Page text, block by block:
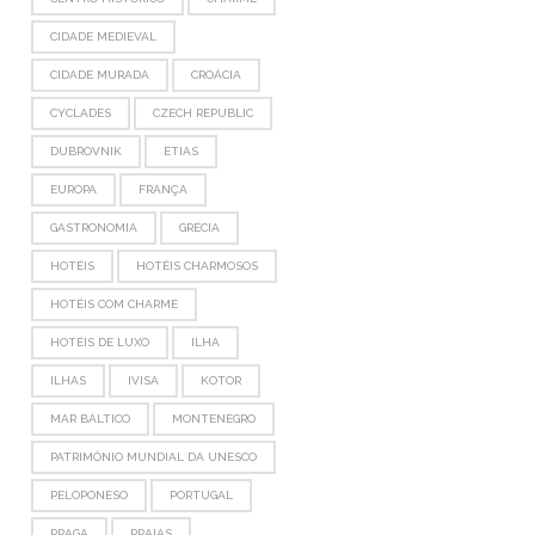
CIDADE MEDIEVAL
CIDADE MURADA CROÁCIA
CYCLADES CZECH REPUBLIC
DUBROVNIK ETIAS
EUROPA FRANÇA
GASTRONOMIA GRÉCIA
HOTÉIS HOTÉIS CHARMOSOS
HOTÉIS COM CHARME
HOTÉIS DE LUXO ILHA
ILHAS IVISA KOTOR
MAR BÁLTICO MONTENEGRO
PATRIMÔNIO MUNDIAL DA UNESCO
PELOPONESO PORTUGAL